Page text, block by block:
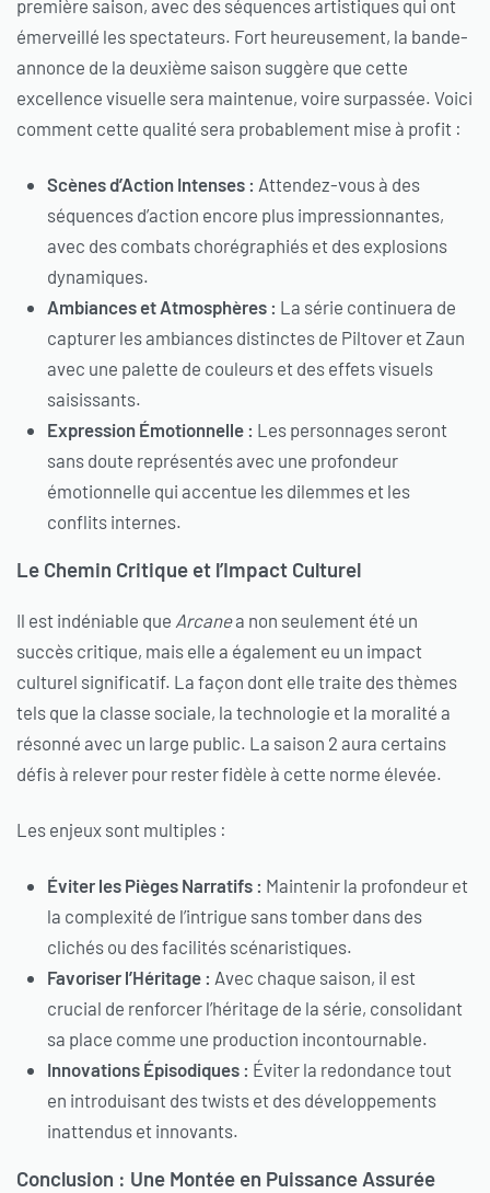
première saison, avec des séquences artistiques qui ont
émerveillé les spectateurs. Fort heureusement, la bande-
annonce de la deuxième saison suggère que cette
excellence visuelle sera maintenue, voire surpassée. Voici
comment cette qualité sera probablement mise à profit :
Scènes d’Action Intenses : Attendez-vous à des
séquences d’action encore plus impressionnantes,
avec des combats chorégraphiés et des explosions
dynamiques.
Ambiances et Atmosphères : La série continuera de
capturer les ambiances distinctes de Piltover et Zaun
avec une palette de couleurs et des effets visuels
saisissants.
Expression Émotionnelle : Les personnages seront
sans doute représentés avec une profondeur
émotionnelle qui accentue les dilemmes et les
conflits internes.
Le Chemin Critique et l’Impact Culturel
Il est indéniable que Arcanea non seulement été un
succès critique, mais elle a également eu un impact
culturel significatif. La façon dont elle traite des thèmes
tels que la classe sociale, la technologie et la moralité a
résonné avec un large public. La saison 2 aura certains
défis à relever pour rester fidèle à cette norme élevée.
Les enjeux sont multiples :
Éviter les Pièges Narratifs : Maintenir la profondeur et
la complexité de l’intrigue sans tomber dans des
clichés ou des facilités scénaristiques.
Favoriser l’Héritage : Avec chaque saison, il est
crucial de renforcer l’héritage de la série, consolidant
sa place comme une production incontournable.
Innovations Épisodiques : Éviter la redondance tout
en introduisant des twists et des développements
inattendus et innovants.
Conclusion : Une Montée en Puissance Assurée